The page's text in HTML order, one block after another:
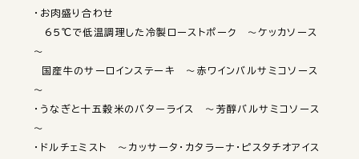
・お肉盛り合わせ
65℃で低温調理した冷製ローストポーク　～ケッカソース
～
国産牛のサーロインステーキ　～赤ワインバルサミコソース
～
・うなぎと十五穀米のバターライス　～芳醇バルサミコソース
～
・ドルチェミスト　～カッサータ・カタラーナ・ピスタチオアイス